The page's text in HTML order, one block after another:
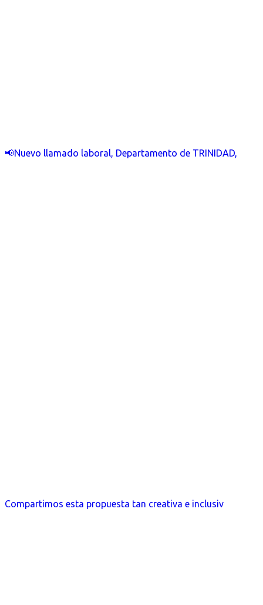
📢Nuevo llamado laboral, Departamento de TRINIDAD,
Compartimos esta propuesta tan creativa e inclusiv